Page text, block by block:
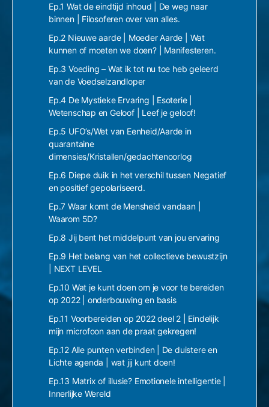
Ep.1 Wat de eindtijd inhoud | De weg naar
binnen | Filosoferen over van alles.
Ep.2 Nieuwe aarde | Moeder Aarde | Wat
kunnen of moeten we doen? | Manifesteren.
Ep.3 Voeding – Wat ik tot nu toe heb geleerd
van de Voedselzandloper
Ep.4 De Mystieke Ervaring | Esoterie |
Wetenschap en Geloof | Leef je geloof!
Ep.5 UFO’s/Wet van Eenheid/Aarde in
quarantaine
dimensies/Kristallen/gedachtenoorlog
Ep.6 Diepe duik in het verschil tussen Negatief
en positief gepolariseerd.
Ep.7 Waar komt de Mensheid vandaan |
Waarom 5D?
Ep.8 Jij bent het middelpunt van jou ervaring
Ep.9 Het belang van het collectieve bewustzijn
| NEXT LEVEL
Ep.10 Wat je kunt doen om je voor te bereiden
op 2022 | onderbouwing en basis
Ep.11 Voorbereiden op 2022 deel 2 | Eindelijk
mijn microfoon aan de praat gekregen!
Ep.12 Alle punten verbinden | De duistere en
Lichte agenda | wat jij kunt doen!
Ep.13 Matrix of illusie? Emotionele intelligentie |
Innerlijke Wereld